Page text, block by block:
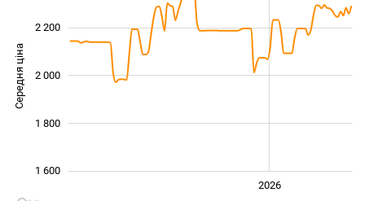
Середня ціна 1 700
1 600
1 800
2 000
2 200
2026